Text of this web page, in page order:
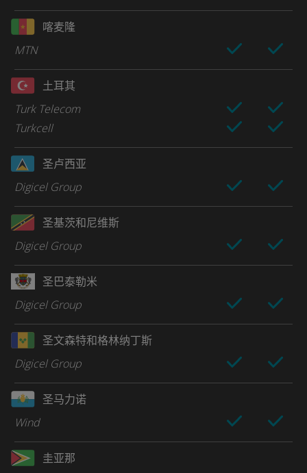
喀麦隆
MTN
土耳其
Turk Telecom
Turkcell
圣卢西亚
Digicel Group
圣基茨和尼维斯
Digicel Group
圣巴泰勒米
Digicel Group
圣文森特和格林纳丁斯
Digicel Group
圣马力诺
Wind
圭亚那